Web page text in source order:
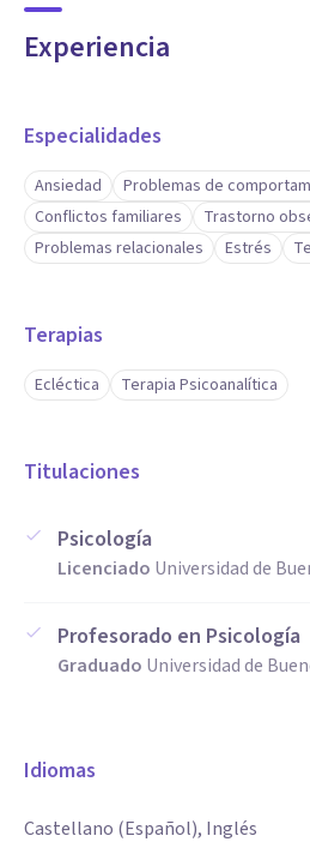
Experiencia
Especialidades
Ansiedad
Problemas de
Conflictos familiares
Trastorno
Problemas relacionales
Estrés
Terapias
Ecléctica Terapia Psicoanalítica
Titulaciones
Psicología
Licenciado Universidad de
Profesorado en Psicología
Graduado Universidad de
Idiomas
Castellano (Español), Inglés